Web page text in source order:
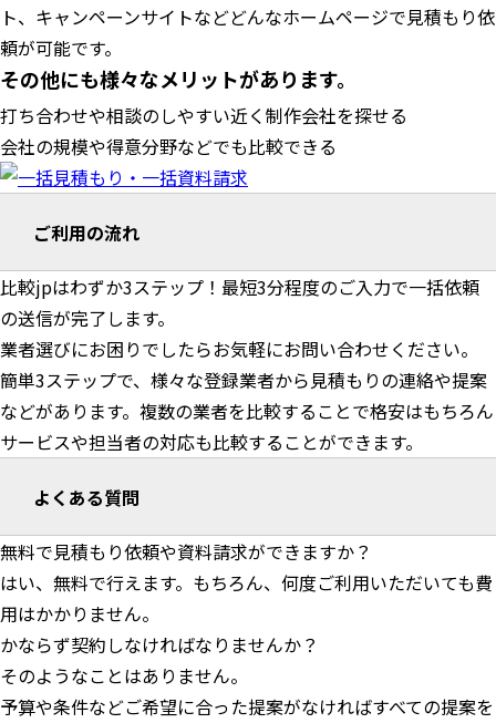
ト、キャンペーンサイトなどどんなホームページで見積もり依
頼が可能です。
その他にも様々なメリットがあります。
打ち合わせや相談のしやすい近く制作会社を探せる
会社の規模や得意分野などでも比較できる
ご利用の流れ
比較jpはわずか3ステップ！最短3分程度のご入力で一括依頼
の送信が完了します。
業者選びにお困りでしたらお気軽にお問い合わせください。
簡単3ステップで、様々な登録業者から見積もりの連絡や提案
などがあります。複数の業者を比較することで格安はもちろん
サービスや担当者の対応も比較することができます。
よくある質問
無料で見積もり依頼や資料請求ができますか？
はい、無料で行えます。もちろん、何度ご利用いただいても費
用はかかりません。
かならず契約しなければなりませんか？
そのようなことはありません。
予算や条件などご希望に合った提案がなければすべての提案を